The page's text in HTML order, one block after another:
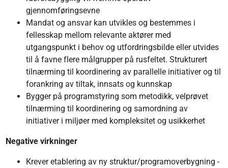
gjennomføringsevne
Mandat og ansvar kan utvikles og bestemmes i
fellesskap mellom relevante aktører med
utgangspunkt i behov og utfordringsbilde eller utvides
til å favne flere målgrupper på rusfeltet. Strukturert
tilnærming til koordinering av parallelle initiativer og til
forankring av tiltak, innsats og kunnskap
Bygger på programstyring som metodikk, velprøvet
tilnærming til koordinering og samordning av
initiativer i miljøer med kompleksitet og usikkerhet
Negative virkninger
Krever etablering av ny struktur/programoverbygning -